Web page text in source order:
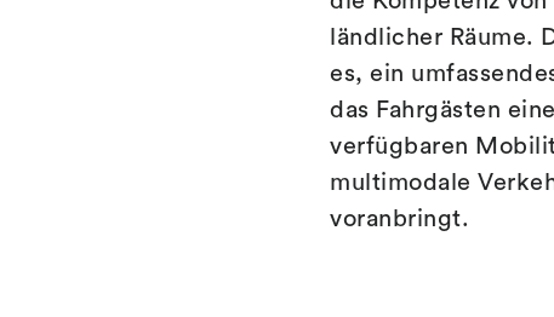
ländlicher Räume.
es, ein
das Fahrgästen
verfügbaren
multimodale
voranbringt.